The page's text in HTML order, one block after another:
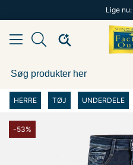
Lige nu:
HERRE TØJ UNDERDELE
-53%